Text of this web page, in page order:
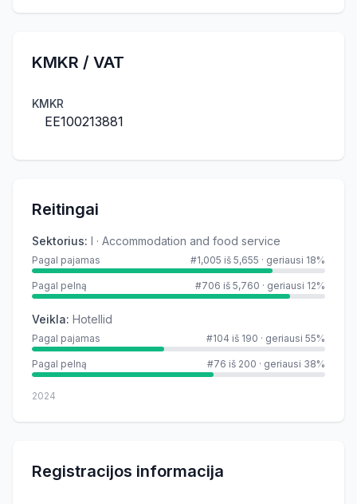
KMKR / VAT
KMKR
EE100213881
Reitingai
Sektorius: I · Accommodation and food service
Pagal pajamas #1,005 iš 5,655 · geriausi 18%
Pagal pelną #706 iš 5,760 · geriausi 12%
Veikla: Hotellid
Pagal pajamas #104 iš 190 · geriausi 55%
Pagal pelną #76 iš 200 · geriausi 38%
2024
Registracijos informacija